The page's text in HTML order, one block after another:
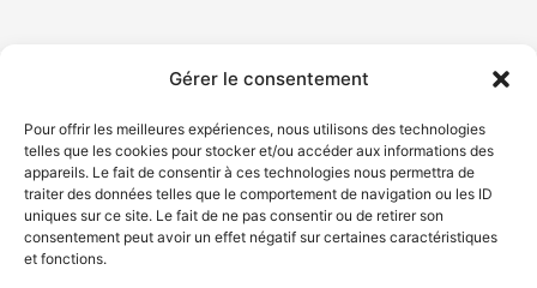
Gérer le consentement
Pour offrir les meilleures expériences, nous utilisons des technologies
telles que les cookies pour stocker et/ou accéder aux informations des
appareils. Le fait de consentir à ces technologies nous permettra de
traiter des données telles que le comportement de navigation ou les ID
uniques sur ce site. Le fait de ne pas consentir ou de retirer son
consentement peut avoir un effet négatif sur certaines caractéristiques
et fonctions.
© Gouvernement du Québec, 2026